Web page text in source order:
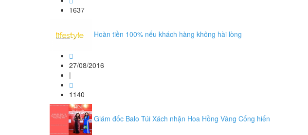
1637
Hoàn tiền 100% nếu khách hàng không hài lòng
27/08/2016
|
1140
Giám đốc Balo Túi Xách nhận Hoa Hồng Vàng Cống hiến